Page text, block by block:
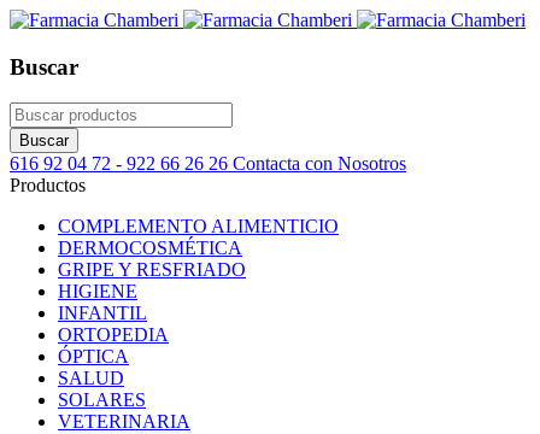
Buscar
616 92 04 72 - 922 66 26 26 Contacta con Nosotros
Productos
COMPLEMENTO ALIMENTICIO
DERMOCOSMÉTICA
GRIPE Y RESFRIADO
HIGIENE
INFANTIL
ORTOPEDIA
ÓPTICA
SALUD
SOLARES
VETERINARIA